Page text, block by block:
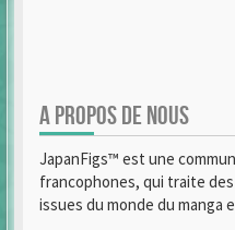
A PROPOS DE NOUS
JapanFigs™ est une
francophones, qui traite
issues du monde du manga